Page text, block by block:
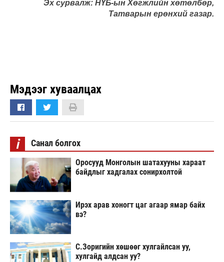
Эх сурвалж: НҮБ-ын Хөгжлийн хөтөлбөр,
Татварын ерөнхий газар.
Мэдээг хуваалцах
i Санал болгох
Оросууд Монголын шатахууны хараат
байдлыг хадгалах сонирхолтой
Ирэх арав хоногт цаг агаар ямар байх
вэ?
С.Зоригийн хөшөөг хулгайлсан уу,
хулгайд алдсан уу?